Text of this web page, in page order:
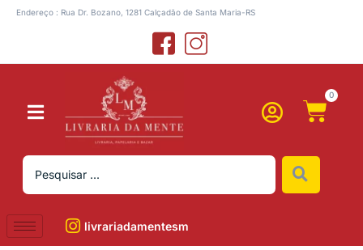
Endereço : Rua Dr. Bozano, 1281 Calçadão de Santa Maria-RS
0
livrariadamentesm